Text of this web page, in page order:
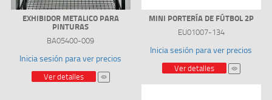
EXHIBIDOR METALICO PARA
PINTURAS
BA05400-009
Inicia sesión para ver precios
Ver detalles
MINI PORTERÍA DE FÚTBOL 2P
EU01007-134
Inicia sesión para ver precios
Ver detalles